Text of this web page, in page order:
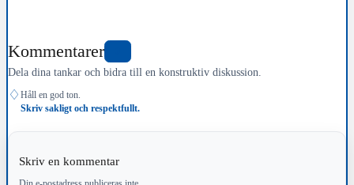
Kommentarer
Dela dina tankar och bidra till en konstruktiv diskussion.
♢ Håll en god ton.
Skriv sakligt och respektfullt.
Skriv en kommentar